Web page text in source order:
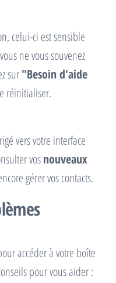
celui-ci est sensible
ne vous souvenez
sur"Besoin d'aide
réinitialiser.
vers votre interface
vosnouveaux
gérer vos contacts.
accéder à votre boîte
pour vous aider :